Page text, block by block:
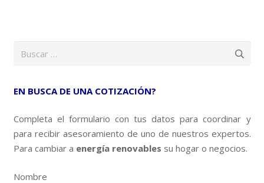
EN BUSCA DE UNA COTIZACIÓN?
Completa el formulario con tus datos para coordinar y
para recibir asesoramiento de uno de nuestros expertos.
Para cambiar a energía renovables su hogar o negocios.
Nombre